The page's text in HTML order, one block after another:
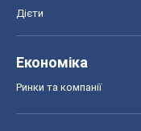
Дієти
Економіка
Ринки та компанії